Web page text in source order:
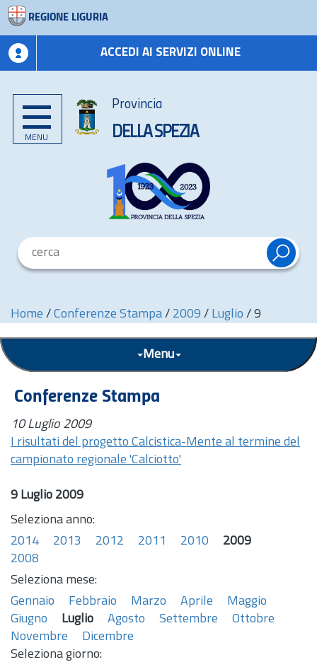
REGIONE LIGURIA
ACCEDI AI SERVIZI ONLINE
MENU
Provincia
DELLA SPEZIA
Home / Conferenze Stampa / 2009 / Luglio / 9
Menu
Conferenze Stampa
10 Luglio 2009
I risultati del progetto Calcistica-Mente al termine del
campionato regionale 'Calciotto'
9 Luglio 2009
Seleziona anno:
2014
2013 2012 2011 2010
2009
2008
Seleziona mese:
Gennaio
Febbraio Marzo Aprile
Maggio
Giugno
Luglio Agosto Settembre
Ottobre
Novembre
Dicembre
Seleziona giorno: